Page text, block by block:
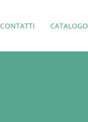
CONTATTI CATALOGO